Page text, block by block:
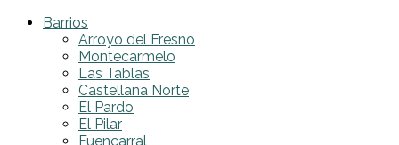
Barrios
Arroyo del Fresno
Montecarmelo
Las Tablas
Castellana Norte
El Pardo
El Pilar
Fuencarral